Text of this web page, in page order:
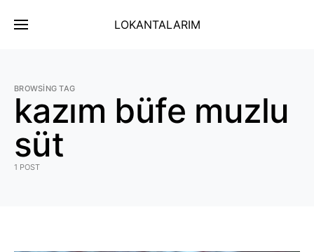
LOKANTALARIM
BROWSING TAG
kazım büfe muzlu
süt
1 POST